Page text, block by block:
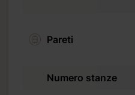
Pareti
Numero stanze